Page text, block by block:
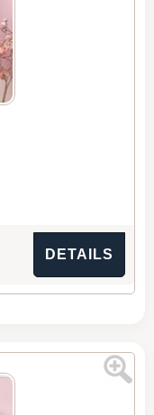
DETAILS